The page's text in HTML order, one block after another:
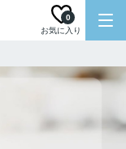
お気に入り
0